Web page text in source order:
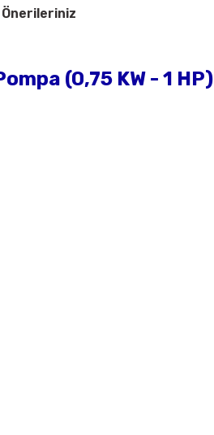
Önerileriniz
(0,75 KW - 1 HP)